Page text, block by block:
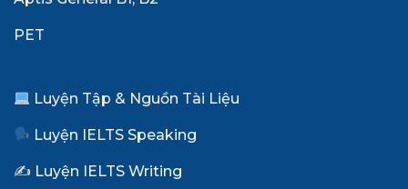
PET
Luyện Tập & Nguồn Tài Liệu
Luyện IELTS Speaking
✍️ Luyện IELTS Writing